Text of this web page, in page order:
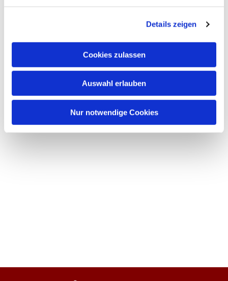
Details zeigen
Cookies zulassen
Auswahl erlauben
Nur notwendige Cookies